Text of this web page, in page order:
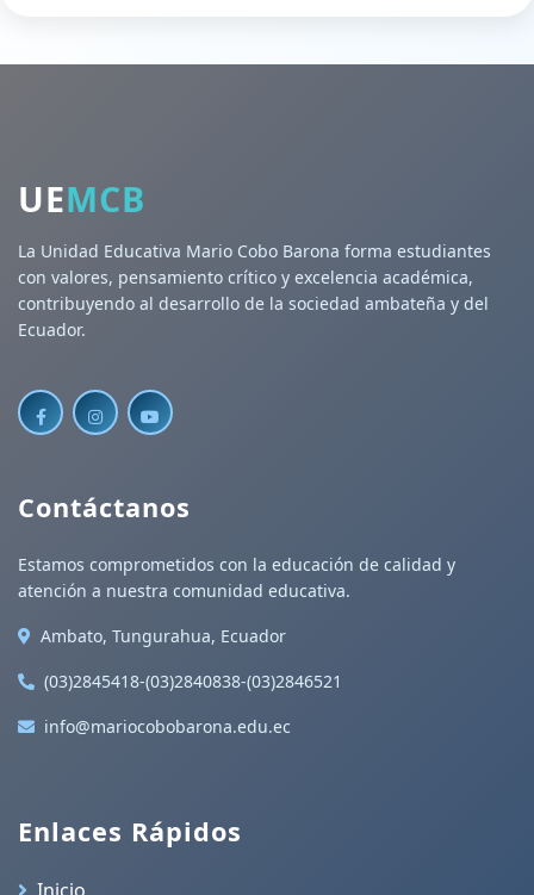
UEMCB
La Unidad Educativa Mario Cobo Barona forma estudiantes
con valores, pensamiento crítico y excelencia académica,
contribuyendo al desarrollo de la sociedad ambateña y del
Ecuador.
Contáctanos
Estamos comprometidos con la educación de calidad y
atención a nuestra comunidad educativa.
Ambato, Tungurahua, Ecuador
(03)2845418-(03)2840838-(03)2846521
info@mariocobobarona.edu.ec
Enlaces Rápidos